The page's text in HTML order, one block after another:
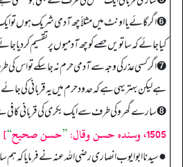
➏ اگر گائے یا اونٹ میں مثلاً چھ آدمی شریک ہوں تو ایک
کیا جائے کہ ساتویں حصے کو چھ آدمیوں پر تقسیم کر دیا
➐ اگر کسی عذر کی وجہ سے آدمی حرم نہ جا سکے تو اس
ہے لیکن بہتر یہی ہے کہ حدود حرم میں یہ قربانی کی
➑ سارے گھرو کی طرف سے ایک بکری کی قربانی کافی
1505، وسنده حسن وقال:
”حسن صحيح“
]
● سیدنا ابوایوب انصاری رضی اللہ عنہ نے فرمایا